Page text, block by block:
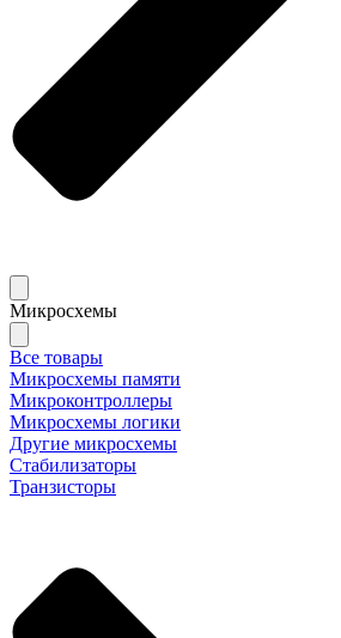
Микросхемы
Все товары
Микросхемы памяти
Микроконтроллеры
Микросхемы логики
Другие микросхемы
Стабилизаторы
Транзисторы